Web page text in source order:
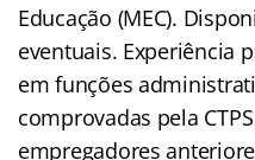
Educação (MEC).
eventuais. Experiência
em funções
comprovadas pela
empregadores